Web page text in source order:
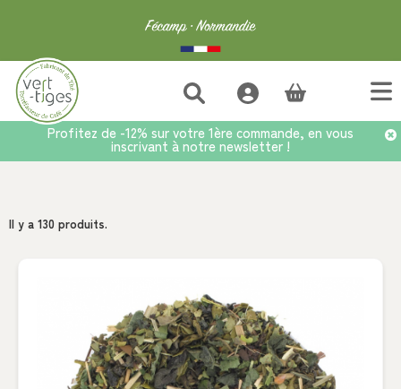
Profitez de -12% sur votre 1ère commande, en vous
inscrivant à notre newsletter !
Il y a 130 produits.